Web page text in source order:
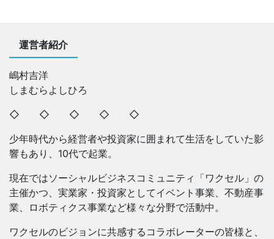
運営者紹介
嶋村吉洋
しまむらよしひろ
◇ ◇ ◇ ◇ ◇
少年時代から経営者や投資家に囲まれて生活をしていた影
響もあり、10代で起業。
現在ではソーシャルビジネスコミュニティ「ワクセル」の
主催かつ、実業家・投資家としてイベント事業、不動産事
業、ロボティクス事業など様々な分野で活動中。
ワクセルのビジョンに共感するコラボレーターの皆様と、